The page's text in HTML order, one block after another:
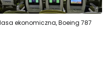
ekonomiczna, Boeing 787